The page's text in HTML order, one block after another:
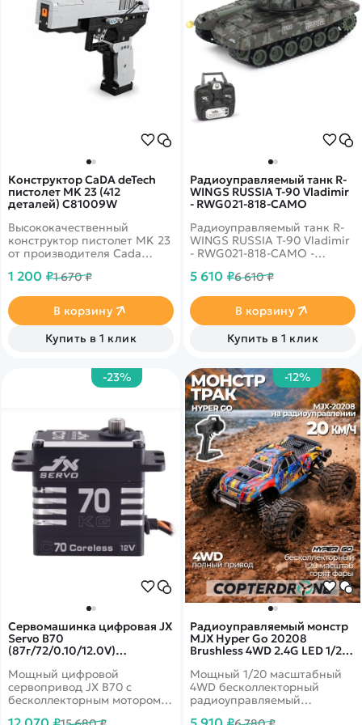
Конструктор CaDA deTech
пистолет MK 23 (412
деталей) C81009W
Высококачественный
конструктор пистолет MK 23
от производителя Cada
настоящего защитника.
пистолет MK 23 впечатлит
не только любого
мальчишку, но и взрослого.
1 200 ₽1 670 ₽
В корзину
Купить в 1 клик
Радиоуправляемый танк R-
WINGS RUSSIA T-90 Vladimir
- RWG021-818-CAMO
Радиоуправляемый танк R-
WINGS RUSSIA T-90 Vladimir
- RWG021-818-CAMO -
российского танка с
Индикатор предупреждения
перед выстрелом и разряда
аккумулятора.
Высокодетализированный
оборудованием. Танк Т-90
''Владимир'' - современный
российский основной
боевой танк. Лидер среди
своих аналогов по основным
боевым свойствам -
мобильности, огневой мощи
и броневой защиты.
Игрушка имеет сертификат
соответствия EAC.
5 610 ₽6 610 ₽
В корзину
Купить в 1 клик
-23%
Сервомашинка цифровая JX
Servo B70
(87г/72/0.10/12.0V)
JXS-B70
Мощный цифровой
сервопривод JX B70 с
бесколлекторным мотором,
-12%
Радиоуправляемый монстр
MJX Hyper Go 20208
Brushless 4WD 2.4G LED 1/20
Мощный 1/20 масштабный
4WD бесколлекторный
радиоуправляемый